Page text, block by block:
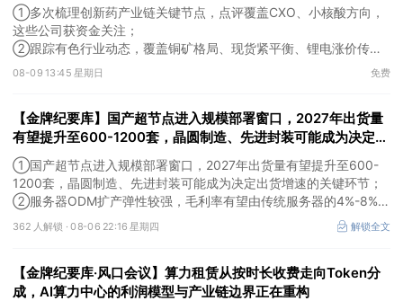
①多次梳理创新药产业链关键节点，点评覆盖CXO、小核酸方向，
这些公司获资金关注；
②跟踪有色行业动态，覆盖铜矿格局、现货紧平衡、锂电涨价传导
等线索，Ta们股价持续走高。
08-09 13:45 星期日 免费
【金牌纪要库】国产超节点进入规模部署窗口，2027年出货量
有望提升至600-1200套，晶圆制造、先进封装可能成为决定出
货增速的关键环节
①国产超节点进入规模部署窗口，2027年出货量有望提升至600-
1200套，晶圆制造、先进封装可能成为决定出货增速的关键环节；
②服务器ODM扩产弹性较强，毛利率有望由传统服务器的4%-8%提
升至10%-15%，这两家公司占据整机市场的核心份额；③国产交换
芯片已经由送样验证逐步进入小批量应用，中低速率产品替代有望加
362 人解锁 ·08-06 22:16 星期四 解锁全文
【金牌纪要库·风口会议】算力租赁从按时长收费走向Token分
成，AI算力中心的利润模型与产业链边界正在重构